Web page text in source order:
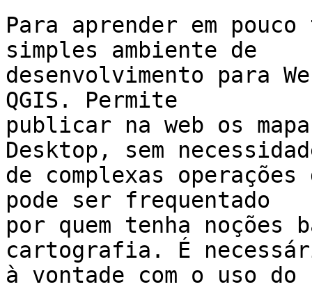
Para aprender em
simples ambiente de
desenvolvimento para
QGIS. Permite
publicar na web os
Desktop, sem
de complexas
pode ser frequentado
por quem tenha noções
cartografia. É
à vontade com o uso do